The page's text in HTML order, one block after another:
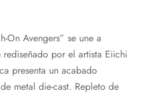
On Avengers” se une a
por el artista Eiichi
presenta un acabado
metal die-cast. Repleto de